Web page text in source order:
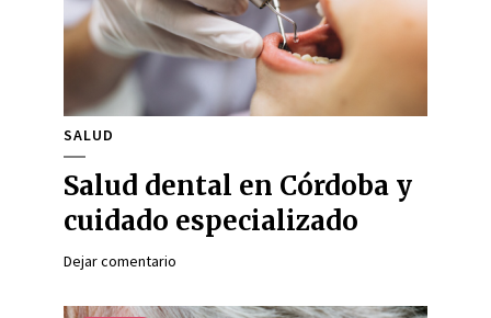
SALUD
Salud dental en Córdoba y
cuidado especializado
Dejar comentario